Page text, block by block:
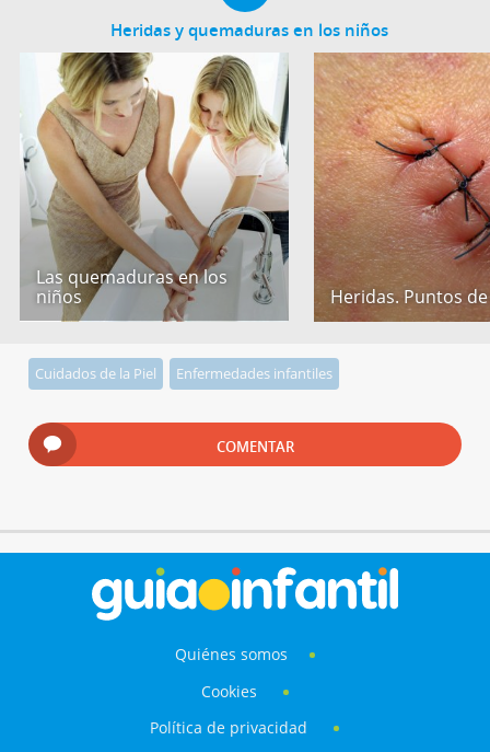
Heridas y quemaduras en los niños
Las quemaduras en los
niños
Heridas. Puntos
Cuidados de la Piel Enfermedades infantiles
COMENTAR
Quiénes somos
Cookies
Política de privacidad